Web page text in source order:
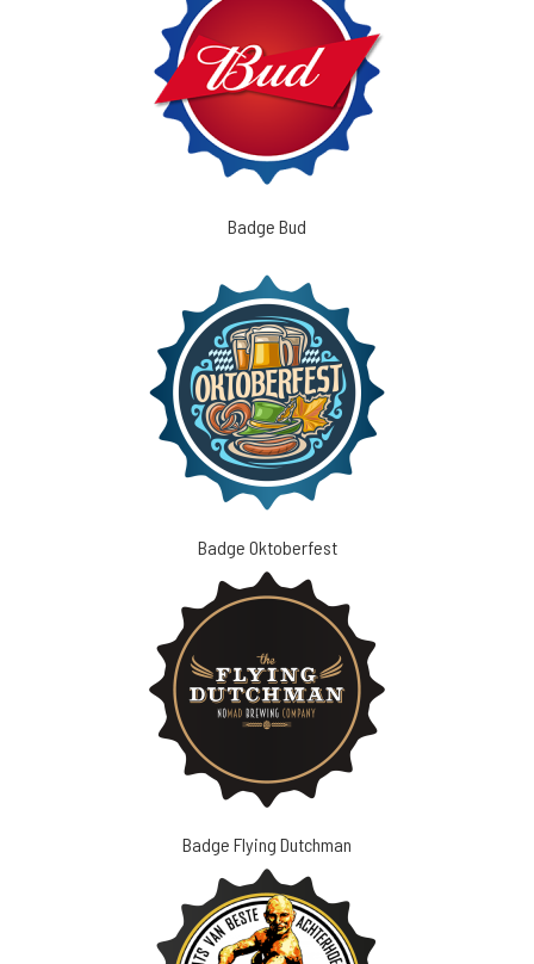
Badge Bud
Badge Oktoberfest
Badge Flying Dutchman